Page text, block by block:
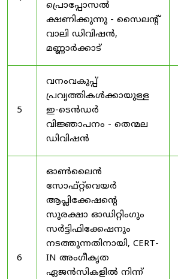
പ്രൊപ്പോസൽ
ക്ഷണിക്കുന്നു - സൈലന്റ്
വാലി ഡിവിഷൻ,
മണ്ണാർക്കാട്
5
വനംവകുപ്പ്
പ്രവൃത്തികൾക്കായുള്ള
ഇ-ടെൻഡർ
വിജ്ഞാപനം - തെന്മല
ഡിവിഷൻ
6
ഓൺലൈൻ
സോഫ്റ്റ്‌വെയർ
ആപ്ലിക്കേഷന്റെ
സുരക്ഷാ ഓഡിറ്റിംഗും
സർട്ടിഫിക്കേഷനും
നടത്തുന്നതിനായി, CERT-
IN അംഗീകൃത
ഏജൻസികളിൽ നിന്ന്